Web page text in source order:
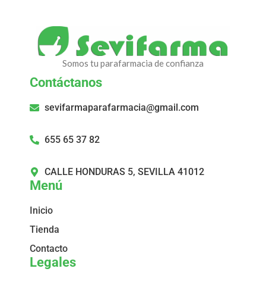
Somos tu parafarmacia de confianza
Menú
Inicio
Tienda
Contacto
Legales
Contáctanos
sevifarmaparafarmacia@gmail.com
655 65 37 82
CALLE HONDURAS 5, SEVILLA 41012